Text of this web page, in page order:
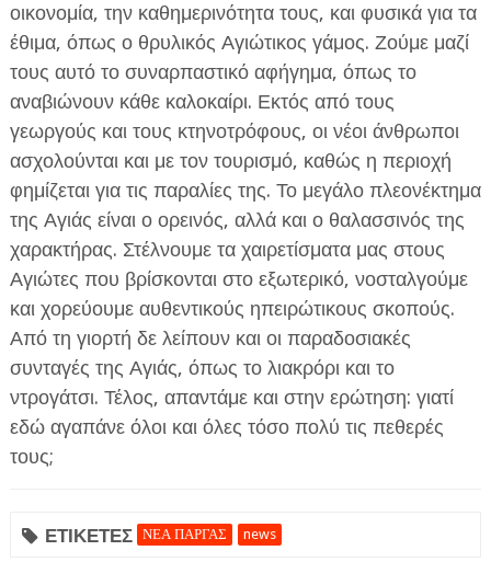
ΕΦΗΜΕΡΙΔΑ Η ΠΑΡΓΑ
ΠΛΗΡΟΦΟΡΙΕΣ
οικονομία, την καθημερινότητα τους, και φυσικά για τα
έθιμα, όπως ο θρυλικός Αγιώτικος γάμος. Ζούμε μαζί
τους αυτό το συναρπαστικό αφήγημα, όπως το
αναβιώνουν κάθε καλοκαίρι. Εκτός από τους
γεωργούς και τους κτηνοτρόφους, οι νέοι άνθρωποι
ασχολούνται και με τον τουρισμό, καθώς η περιοχή
φημίζεται για τις παραλίες της. Το μεγάλο πλεονέκτημα
της Αγιάς είναι ο ορεινός, αλλά και ο θαλασσινός της
χαρακτήρας. Στέλνουμε τα χαιρετίσματα μας στους
Αγιώτες που βρίσκονται στο εξωτερικό, νοσταλγούμε
και χορεύουμε αυθεντικούς ηπειρώτικους σκοπούς.
Από τη γιορτή δε λείπουν και οι παραδοσιακές
συνταγές της Αγιάς, όπως το λιακρόρι και το
ντρογάτσι. Τέλος, απαντάμε και στην ερώτηση: γιατί
εδώ αγαπάνε όλοι και όλες τόσο πολύ τις πεθερές
τους;
ΕΤΙΚΕΤΕΣ ΝΕΑ ΠΑΡΓΑΣ news